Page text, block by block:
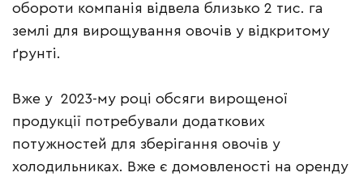
обороти компанія відвела близько 2 тис. га
землі для вирощування овочів у відкритому
ґрунті.
Вже у 2023-му році обсяги вирощеної
продукції потребували додаткових
потужностей для зберігання овочів у
холодильниках. Вже є домовленості на оренду